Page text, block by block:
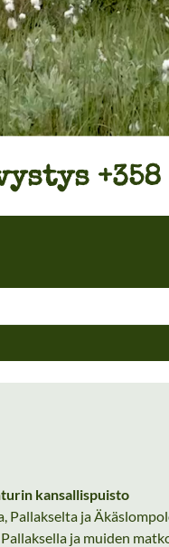
kansallispuisto
Pallakselta ja
ja muiden